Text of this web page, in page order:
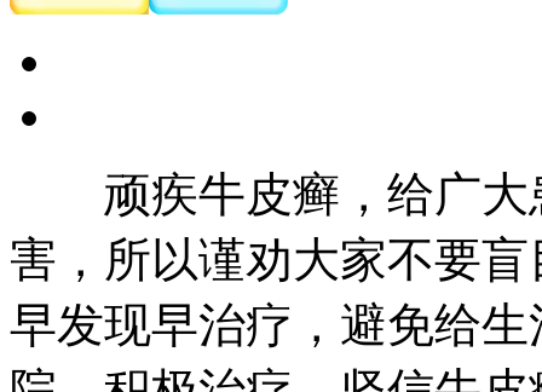
顽疾牛皮癣，给广大
害，所以谨劝大家不要
早发现早治疗，避免给